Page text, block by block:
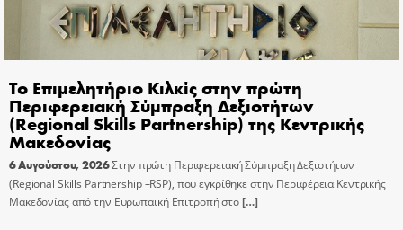
Το Επιμελητήριο Κιλκίς στην πρώτη
Περιφερειακή Σύμπραξη Δεξιοτήτων
(Regional Skills Partnership) της Κεντρικής
Μακεδονίας
6 Αυγούστου, 2026Στην πρώτη Περιφερειακή Σύμπραξη Δεξιοτήτων
(Regional Skills Partnership –RSP), που εγκρίθηκε στην Περιφέρεια Κεντρικής
Μακεδονίας από την Ευρωπαϊκή Επιτροπή στο[…]